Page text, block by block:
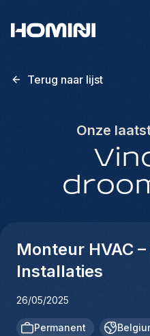
Terug naar lijst
Onze
Monteur HVAC
Installaties
26/05/2025
Permanent